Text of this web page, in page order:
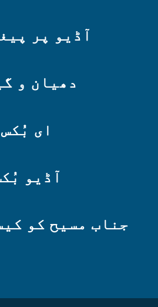
آڈیو پر
دھیان و
ای بُکس
آڈیو
جناب مسیح کو